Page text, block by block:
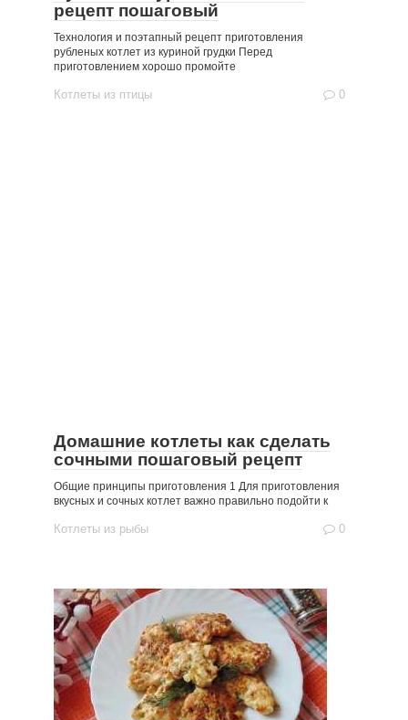
рецепт пошаговый
Технология и поэтапный рецепт приготовления
рубленых котлет из куриной грудки Перед
приготовлением хорошо промойте
Котлеты из птицы 0
Домашние котлеты как сделать
сочными пошаговый рецепт
Общие принципы приготовления 1 Для приготовления
вкусных и сочных котлет важно правильно подойти к
Котлеты из рыбы 0